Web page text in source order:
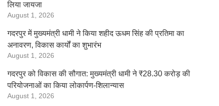
लिया जायजा
August 1, 2026
गदरपुर में मुख्यमंत्री धामी ने किया शहीद ऊधम सिंह की प्रतिमा का
अनावरण, विकास कार्यों का शुभारंभ
August 1, 2026
गदरपुर को विकास की सौगात: मुख्यमंत्री धामी ने ₹28.30 करोड़ की
परियोजनाओं का किया लोकार्पण-शिलान्यास
August 1, 2026